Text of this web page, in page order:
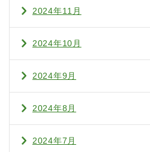
2024年11月
2024年10月
2024年9月
2024年8月
2024年7月